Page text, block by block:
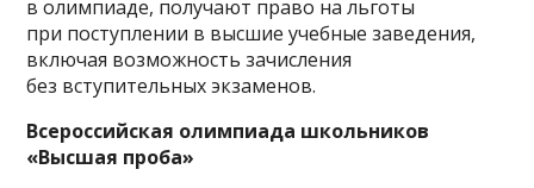
в олимпиаде, получают право на льготы
при поступлении в высшие учебные заведения,
включая возможность зачисления
без вступительных экзаменов.
Всероссийская олимпиада школьников
«Высшая проба»